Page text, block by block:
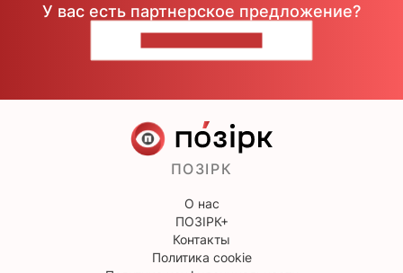
У вас есть партнерское предложение?
ПОЗІРК
О нас
ПОЗІРК+
Контакты
Политика cookie